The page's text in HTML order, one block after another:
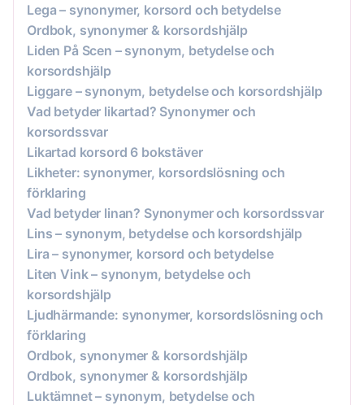
Lega – synonymer, korsord och betydelse
Ordbok, synonymer & korsordshjälp
Liden På Scen – synonym, betydelse och
korsordshjälp
Liggare – synonym, betydelse och korsordshjälp
Vad betyder likartad? Synonymer och
korsordssvar
Likartad korsord 6 bokstäver
Likheter: synonymer, korsordslösning och
förklaring
Vad betyder linan? Synonymer och korsordssvar
Lins – synonym, betydelse och korsordshjälp
Lira – synonymer, korsord och betydelse
Liten Vink – synonym, betydelse och
korsordshjälp
Ljudhärmande: synonymer, korsordslösning och
förklaring
Ordbok, synonymer & korsordshjälp
Ordbok, synonymer & korsordshjälp
Luktämnet – synonym, betydelse och